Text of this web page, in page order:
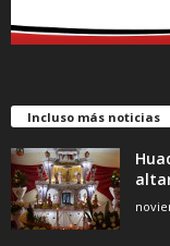
Incluso más noticias